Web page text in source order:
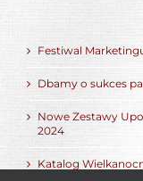
Festiwal
Dbamy o sukces
Nowe Zestawy
2024
Katalog